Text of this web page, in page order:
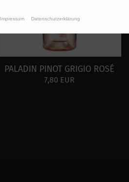
PALADIN PINOT GRIGIO ROSÉ
7,80 EUR
Impressum Datenschutzerklärung